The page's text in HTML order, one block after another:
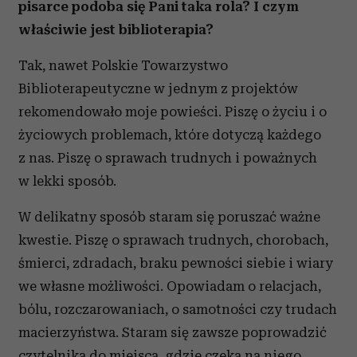
pisarce podoba się Pani taka rola? I czym
właściwie jest biblioterapia?
Tak, nawet Polskie Towarzystwo
Biblioterapeutyczne w jednym z projektów
rekomendowało moje powieści. Piszę o życiu i o
życiowych problemach, które dotyczą każdego
z nas. Piszę o sprawach trudnych i poważnych
w lekki sposób.
W delikatny sposób staram się poruszać ważne
kwestie. Piszę o sprawach trudnych, chorobach,
śmierci, zdradach, braku pewności siebie i wiary
we własne możliwości. Opowiadam o relacjach,
bólu, rozczarowaniach, o samotności czy trudach
macierzyństwa. Staram się zawsze poprowadzić